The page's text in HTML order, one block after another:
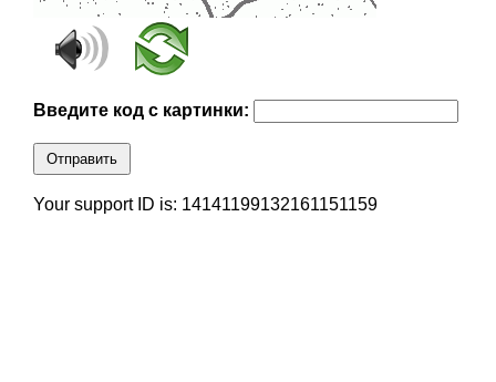
Введите код с картинки:
Отправить
Your support ID is: 14141199132161151159